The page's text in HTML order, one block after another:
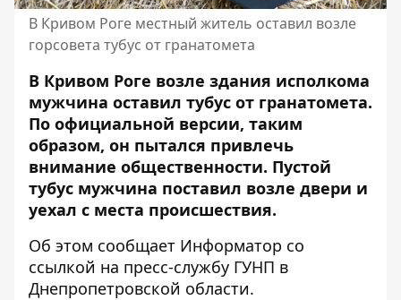
В Кривом Роге местный житель оставил возле
горсовета тубус от гранатомета
В Кривом Роге возле здания исполкома
мужчина оставил тубус от гранатомета.
По официальной версии, таким
образом, он пытался привлечь
внимание общественности. Пустой
тубус мужчина поставил возле двери и
уехал с места происшествия.
Об этом сообщает Информатор со
ссылкой на пресс-службу ГУНП в
Днепропетровской области.